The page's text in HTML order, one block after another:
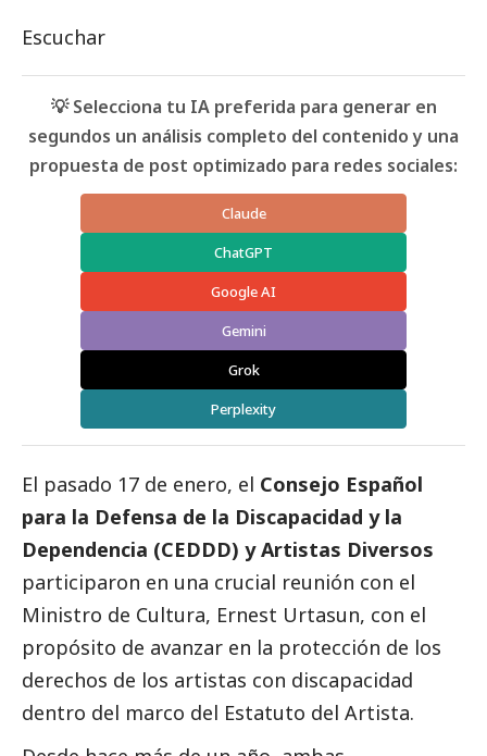
Escuchar
💡 Selecciona tu IA preferida para generar en
segundos un análisis completo del contenido y una
propuesta de post optimizado para redes sociales:
Claude
ChatGPT
Google AI
Gemini
Grok
Perplexity
El pasado 17 de enero, el Consejo Español
para la Defensa de la Discapacidad y la
Dependencia (CEDDD) y Artistas Diversos
participaron en una crucial reunión con el
Ministro de Cultura, Ernest Urtasun, con el
propósito de avanzar en la protección de los
derechos de los artistas con discapacidad
dentro del marco del Estatuto del Artista.